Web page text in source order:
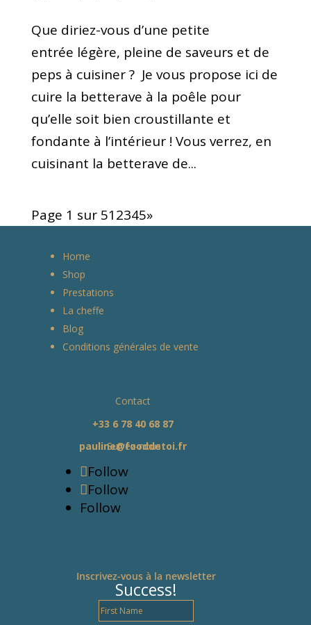
Que diriez-vous d’une petite
entrée légère, pleine de saveurs et de
peps à cuisiner ? Je vous propose ici de
cuire la betterave à la poêle pour
qu’elle soit bien croustillante et
fondante à l’intérieur ! Vous verrez, en
cuisinant la betterave de...
Page 1 sur 512345»
Home
Shop
Prestations
La cheffe
Blog
Conditions générales de vente
Contact
+33 6 78 40 68 87
pauline@fooddetoi.fr
Suivez-nous
Follow
Follow
Follow
Inscrivez-vous à la newsletter
Success!